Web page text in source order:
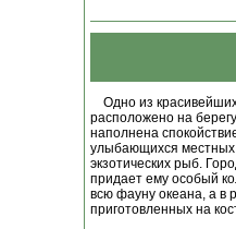
Одно из
расположено на
наполнена
улыбающихся местных
экзотических рыб.
придает ему особый
всю фауну океана, а в
приготовленных на